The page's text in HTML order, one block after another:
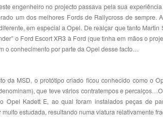
engenheiro no projecto passava pela sua
um dos melhores Fords de Rallycross de sempre.
em especial a Opel. De realçar que tanto Martin
o Ford Escort XR3 à Ford (que tinha em mãos o
o conhecimento por parte da Opel desse facto…
da MSD, o protótipo criado ficou conhecido como o
que teve vários contratempos e
Opel Kadett E, ao qual foram instalados peças de
estudada, resultando numa viatura relativamente